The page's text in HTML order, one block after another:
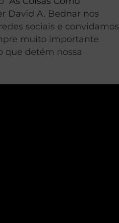
David A. Bednar nos
sociais e convidamos
muito importante
que detém nossa